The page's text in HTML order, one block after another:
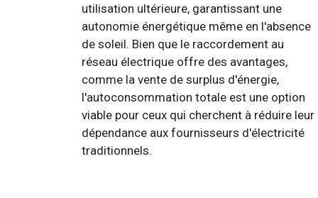
utilisation ultérieure, garantissant une
autonomie énergétique même en l'absence
de soleil. Bien que le raccordement au
réseau électrique offre des avantages,
comme la vente de surplus d'énergie,
l'autoconsommation totale est une option
viable pour ceux qui cherchent à réduire leur
dépendance aux fournisseurs d'électricité
traditionnels.